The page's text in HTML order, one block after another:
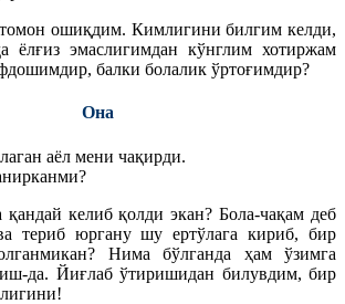
ошиқдим. Кимлигини билгим келди,
ёлғиз эмаслигимдан кўнглим хотиржам
балки болалик ўртоғимдир?
Она
аёл мени чақирди.
қандай келиб қолди экан? Бола-чақам деб
териб юргану шу ертўлага кириб, бир
Нима бўлганда ҳам ўзимга
да. Йиғлаб ўтиришидан билувдим, бир